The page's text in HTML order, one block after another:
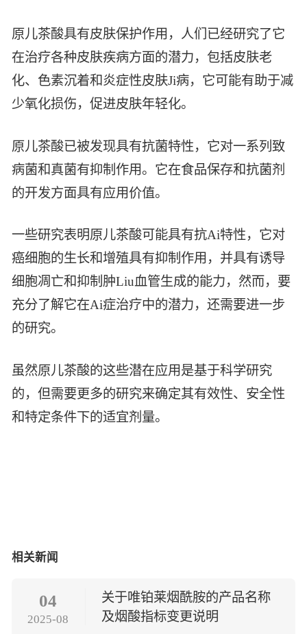
原儿茶酸具有皮肤保护作用，人们已经研究了它
在治疗各种皮肤疾病方面的潜力，包括皮肤老
化、色素沉着和炎症性皮肤Ji病，它可能有助于减
少氧化损伤，促进皮肤年轻化。
原儿茶酸已被发现具有抗菌特性，它对一系列致
病菌和真菌有抑制作用。它在食品保存和抗菌剂
的开发方面具有应用价值。
一些研究表明原儿茶酸可能具有抗Ai特性，它对
癌细胞的生长和增殖具有抑制作用，并具有诱导
细胞凋亡和抑制肿Liu血管生成的能力，然而，要
充分了解它在Ai症治疗中的潜力，还需要进一步
的研究。
虽然原儿茶酸的这些潜在应用是基于科学研究
的，但需要更多的研究来确定其有效性、安全性
和特定条件下的适宜剂量。
相关新闻
04
2025-08
关于唯铂莱烟酰胺的产品名称
及烟酸指标变更说明